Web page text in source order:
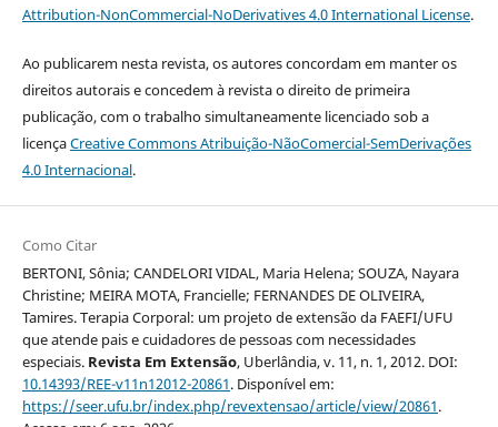
Attribution-NonCommercial-NoDerivatives 4.0 International License.
Ao publicarem nesta revista, os autores concordam em manter os
direitos autorais e concedem à revista o direito de primeira
publicação, com o trabalho simultaneamente licenciado sob a
licençaCreative Commons Atribuição-NãoComercial-SemDerivações
4.0 Internacional.
Como Citar
BERTONI, Sônia; CANDELORI VIDAL, Maria Helena; SOUZA, Nayara
Christine; MEIRA MOTA, Francielle; FERNANDES DE OLIVEIRA,
Tamires. Terapia Corporal: um projeto de extensão da FAEFI/UFU
que atende pais e cuidadores de pessoas com necessidades
especiais. Revista Em Extensão, Uberlândia, v. 11, n. 1, 2012. DOI:
10.14393/REE-v11n12012-20861. Disponível em:
https://seer.ufu.br/index.php/revextensao/article/view/20861.